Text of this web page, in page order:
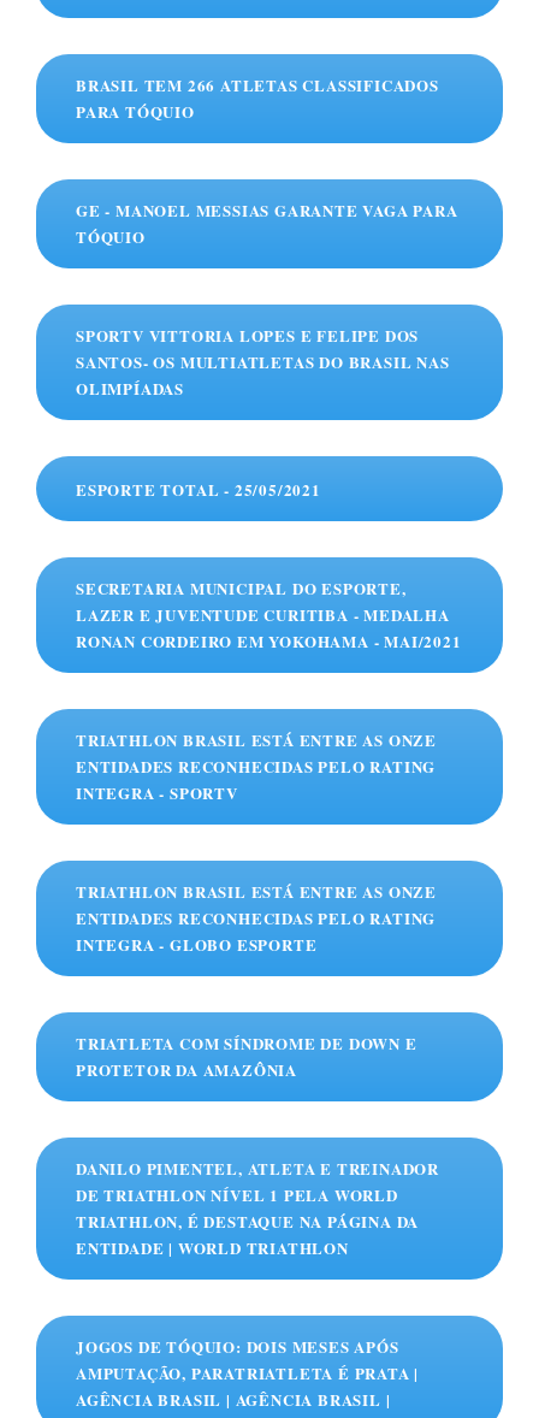
BRASIL TEM 266 ATLETAS CLASSIFICADOS
PARA TÓQUIO
GE - MANOEL MESSIAS GARANTE VAGA PARA
TÓQUIO
SPORTV VITTORIA LOPES E FELIPE DOS
SANTOS- OS MULTIATLETAS DO BRASIL NAS
OLIMPÍADAS
ESPORTE TOTAL - 25/05/2021
SECRETARIA MUNICIPAL DO ESPORTE,
LAZER E JUVENTUDE CURITIBA - MEDALHA
RONAN CORDEIRO EM YOKOHAMA - MAI/2021
TRIATHLON BRASIL ESTÁ ENTRE AS ONZE
ENTIDADES RECONHECIDAS PELO RATING
INTEGRA - SPORTV
TRIATHLON BRASIL ESTÁ ENTRE AS ONZE
ENTIDADES RECONHECIDAS PELO RATING
INTEGRA - GLOBO ESPORTE
TRIATLETA COM SÍNDROME DE DOWN E
PROTETOR DA AMAZÔNIA
DANILO PIMENTEL, ATLETA E TREINADOR
DE TRIATHLON NÍVEL 1 PELA WORLD
TRIATHLON, É DESTAQUE NA PÁGINA DA
ENTIDADE | WORLD TRIATHLON
JOGOS DE TÓQUIO: DOIS MESES APÓS
AMPUTAÇÃO, PARATRIATLETA É PRATA |
AGÊNCIA BRASIL | AGÊNCIA BRASIL |